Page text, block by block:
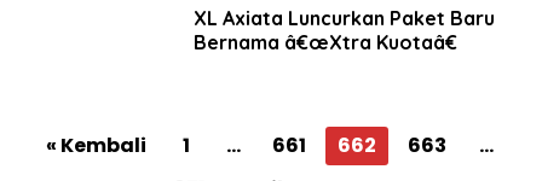
XL Axiata Luncurkan Paket Baru
Bernama â€œXtra Kuotaâ€
« Kembali 1 … 661 662 663
…